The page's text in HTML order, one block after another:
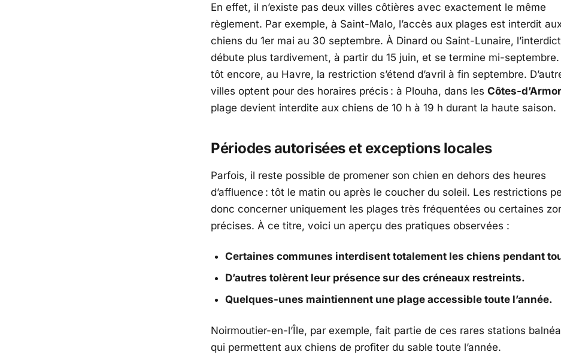
En effet, il n’existe pas deux villes côtières avec exactement le même
règlement. Par exemple, à Saint-Malo, l’accès aux plages est interdit
chiens du 1er mai au 30 septembre. À Dinard ou Saint-Lunaire,
débute plus tardivement, à partir du 15 juin, et se termine mi-septembre.
tôt encore, au Havre, la restriction s’étend d’avril à fin septembre.
villes optent pour des horaires précis : à Plouha, dans les Côtes-d’Armor
plage devient interdite aux chiens de 10 h à 19 h durant la haute saison.
Périodes autorisées et exceptions locales
Parfois, il reste possible de promener son chien en dehors des heures
d’affluence : tôt le matin ou après le coucher du soleil. Les restrictions
donc concerner uniquement les plages très fréquentées ou certaines
précises. À ce titre, voici un aperçu des pratiques observées :
Certaines communes interdisent totalement les chiens pendant
D’autres tolèrent leur présence sur des créneaux restreints.
Quelques-unes maintiennent une plage accessible toute l’année.
Noirmoutier-en-l’Île, par exemple, fait partie de ces rares stations
qui permettent aux chiens de profiter du sable toute l’année.